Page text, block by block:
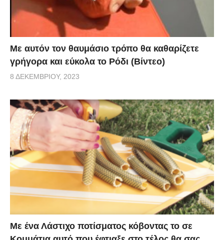
Με αυτόν τον θαυμάσιο τρόπο θα καθαρίζετε
γρήγορα και εύκολα το Ρόδι (Βίντεο)
8 ΔΕΚΕΜΒΡΊΟΥ, 2023
Με ένα Λάστιχο ποτίσματος κόβοντας το σε